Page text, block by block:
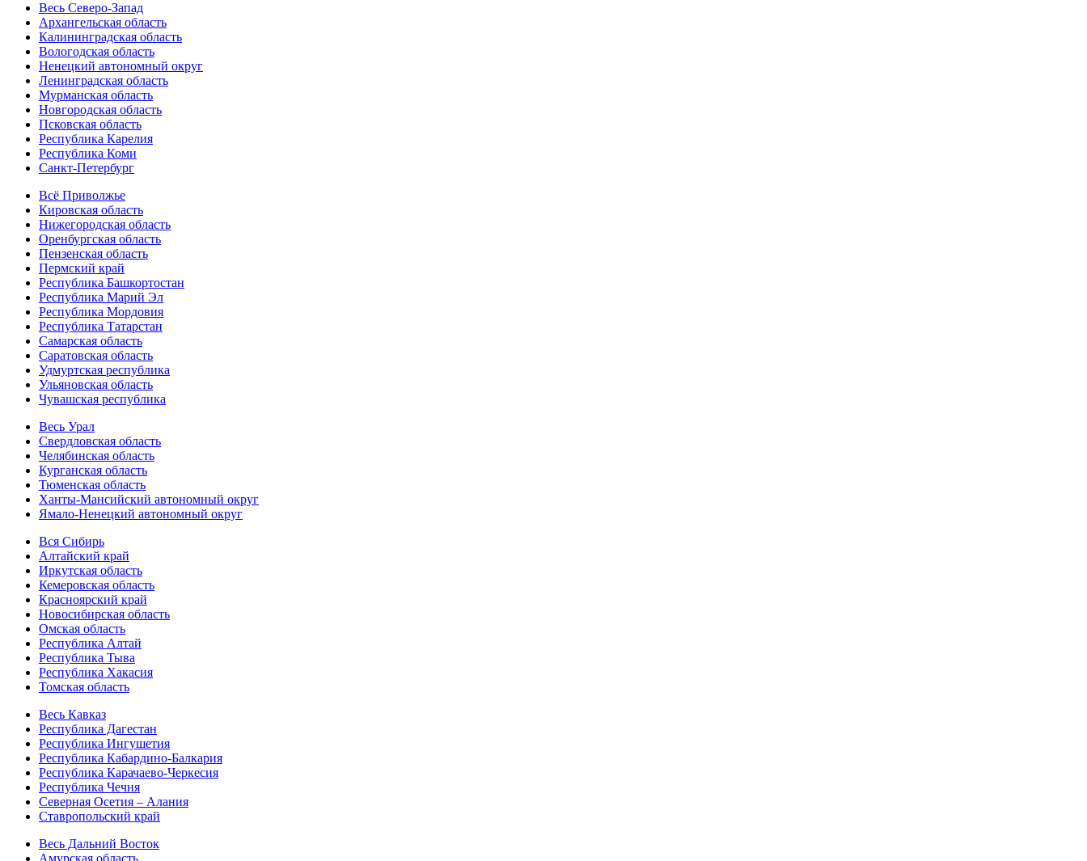
Весь Северо-Запад
Архангельская область
Калининградская область
Вологодская область
Ненецкий автономный округ
Ленинградская область
Мурманская область
Новгородская область
Псковская область
Республика Карелия
Республика Коми
Санкт-Петербург
Всё Приволжье
Кировская область
Нижегородская область
Оренбургская область
Пензенская область
Пермский край
Республика Башкортостан
Республика Марий Эл
Республика Мордовия
Республика Татарстан
Самарская область
Саратовская область
Удмуртская республика
Ульяновская область
Чувашская республика
Весь Урал
Свердловская область
Челябинская область
Курганская область
Тюменская область
Ханты-Мансийский автономный округ
Ямало-Ненецкий автономный округ
Вся Сибирь
Алтайский край
Иркутская область
Кемеровская область
Красноярский край
Новосибирская область
Омская область
Республика Алтай
Республика Тыва
Республика Хакасия
Томская область
Весь Кавказ
Республика Дагестан
Республика Ингушетия
Республика Кабардино-Балкария
Республика Карачаево-Черкесия
Республика Чечня
Северная Осетия – Алания
Ставропольский край
Весь Дальний Восток
Амурская область